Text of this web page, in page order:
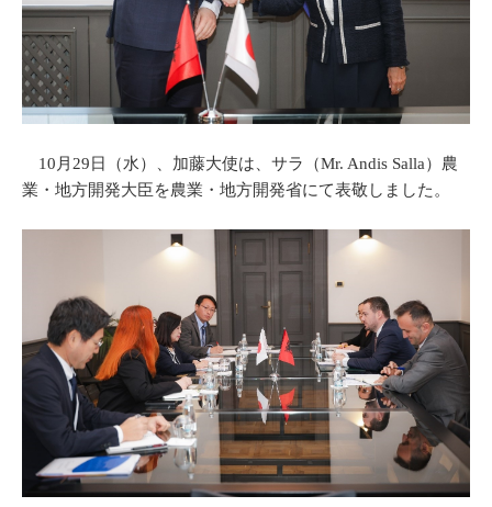
10月29日（水）、加藤大使は、サラ（Mr. Andis Salla）農
業・地方開発大臣を農業・地方開発省にて表敬しました。